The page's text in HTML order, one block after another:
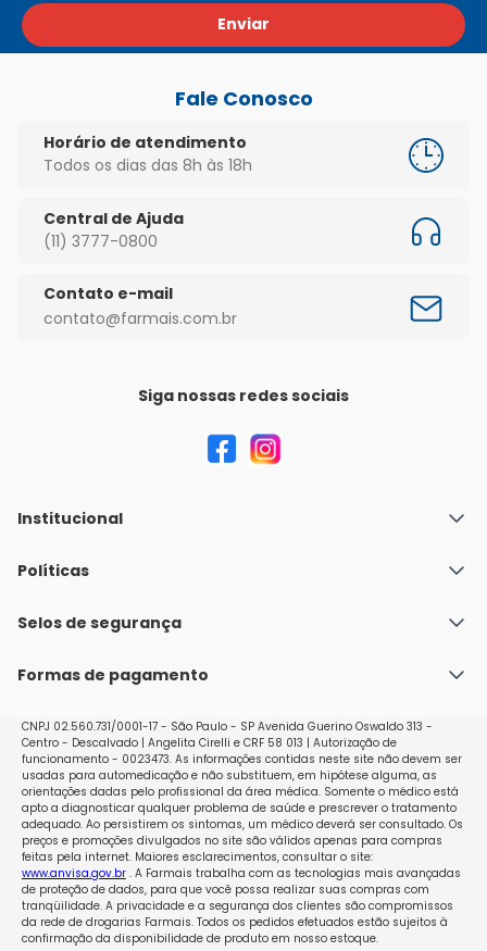
Enviar
Fale Conosco
Horário de atendimento
Todos os dias das 8h às 18h
Central de Ajuda
(11) 3777-0800
Contato e-mail
contato@farmais.com.br
Siga nossas redes sociais
Institucional
Quem Somos
Nossas lojas
Políticas
Política de Envio
Políticas de Trocas e Devoluções
Selos de segurança
Formas de pagamento
CNPJ 02.560.731/0001-17 - São Paulo - SP Avenida Guerino Oswaldo 313 -
Centro - Descalvado | Angelita Cirelli e CRF 58 013 | Autorização de
funcionamento - 0023473. As informações contidas neste site não devem ser
usadas para automedicação e não substituem, em hipótese alguma, as
orientações dadas pelo profissional da área médica. Somente o médico está
apto a diagnosticar qualquer problema de saúde e prescrever o tratamento
adequado. Ao persistirem os sintomas, um médico deverá ser consultado. Os
preços e promoções divulgados no site são válidos apenas para compras
feitas pela internet. Maiores esclarecimentos, consultar o site:
www.anvisa.gov.br. A Farmais trabalha com as tecnologias mais avançadas
de proteção de dados, para que você possa realizar suas compras com
tranqüilidade. A privacidade e a segurança dos clientes são compromissos
da rede de drogarias Farmais. Todos os pedidos efetuados estão sujeitos à
confirmação da disponibilidade de produto em nosso estoque.